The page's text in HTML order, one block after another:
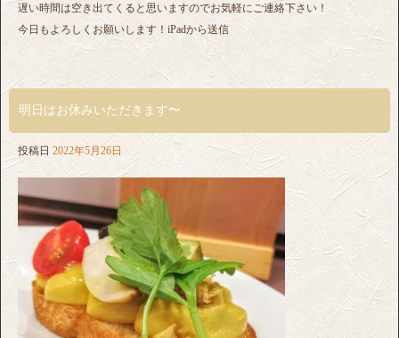
遅い時間は空き出てくると思いますのでお気軽にご連絡下さい！
今日もよろしくお願いします！iPadから送信
明日はお休みいただきます〜
投稿日 2022年5月26日